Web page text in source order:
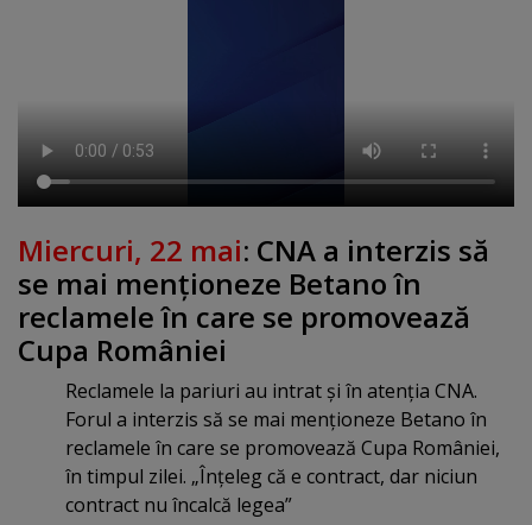
Miercuri, 22 mai: CNA a interzis să
se mai menţioneze Betano în
reclamele în care se promovează
Cupa României
Reclamele la pariuri au intrat şi în atenţia CNA.
Forul a interzis să se mai menţioneze Betano în
reclamele în care se promovează Cupa României,
în timpul zilei. „Înţeleg că e contract, dar niciun
contract nu încalcă legea”